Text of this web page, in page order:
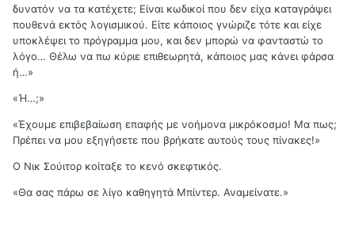
δυνατόν να τα κατέχετε; Είναι κωδικοί που δεν είχα καταγράψει
πουθενά εκτός λογισμικού. Είτε κάποιος γνώριζε τότε και είχε
υποκλέψει το πρόγραμμα μου, και δεν μπορώ να φανταστώ το
λόγο… Θέλω να πω κύριε επιθεωρητά, κάποιος μας κάνει φάρσα
ή…»
«Ή…;»
«Έχουμε επιβεβαίωση επαφής με νοήμονα μικρόκοσμο! Μα πως;
Πρέπει να μου εξηγήσετε που βρήκατε αυτούς τους πίνακες!»
Ο Νικ Σούιτορ κοίταξε το κενό σκεφτικός.
«Θα σας πάρω σε λίγο καθηγητά Μπίντερ. Αναμείνατε.»